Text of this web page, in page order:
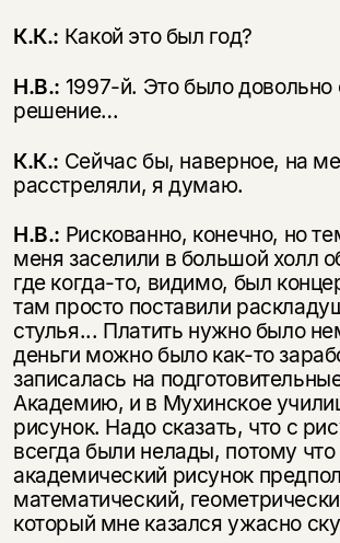
К.К.: Какой это был год?
Н.В.: 1997-й. Это было
решение…
К.К.: Сейчас бы, наверное, на
расстреляли, я думаю.
Н.В.: Рискованно, конечно, но
меня заселили в большой холл
где когда-то, видимо, был
там просто поставили
стулья... Платить нужно было
деньги можно было как-то
записалась на
Академию, и в Мухинское
рисунок. Надо сказать, что с
всегда были нелады, потому что
академический рисунок
математический,
который мне казался ужасно